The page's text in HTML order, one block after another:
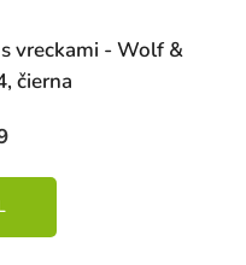
vreckami - Wolf &
čierna